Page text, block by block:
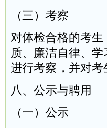
（三）考察
对体检合格的考
质、廉洁自律、
进行考察，并对
八、公示与聘用
（一）公示